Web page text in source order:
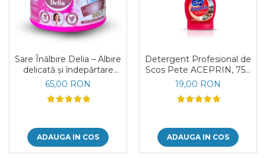
Rezerve
Bioactivatori & Tratamente Fose
Manusi Protectie
Solutii curatare mobila
Ceaiuri
Cosmetice
Vopsea Par
Ingrijire Par
Ingrijire corp
Ingrijire maini
Ingrijire picioare
Curatare Intretinere
Incaltaminte
Sare Înălbire Delia – Albire
delicată și îndepărtare
eficientă a petelor 500 g
65,00 RON
ADAUGA IN COS
Detergent Profesional de
Scos Pete ACEPRIN, 750
ml
19,00 RON
ADAUGA IN COS